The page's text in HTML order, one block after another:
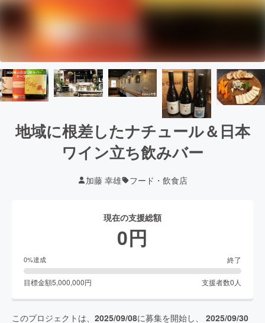
地域に根差したナチュール＆日本
ワイン立ち飲みバー
加藤 幸雄 フード・飲食店
現在の支援総額
0円
0%達成 終了
目標金額5,000,000円 支援者数0 人
このプロジェクトは、 2025/09/08に募集を開始し、 2025/09/30